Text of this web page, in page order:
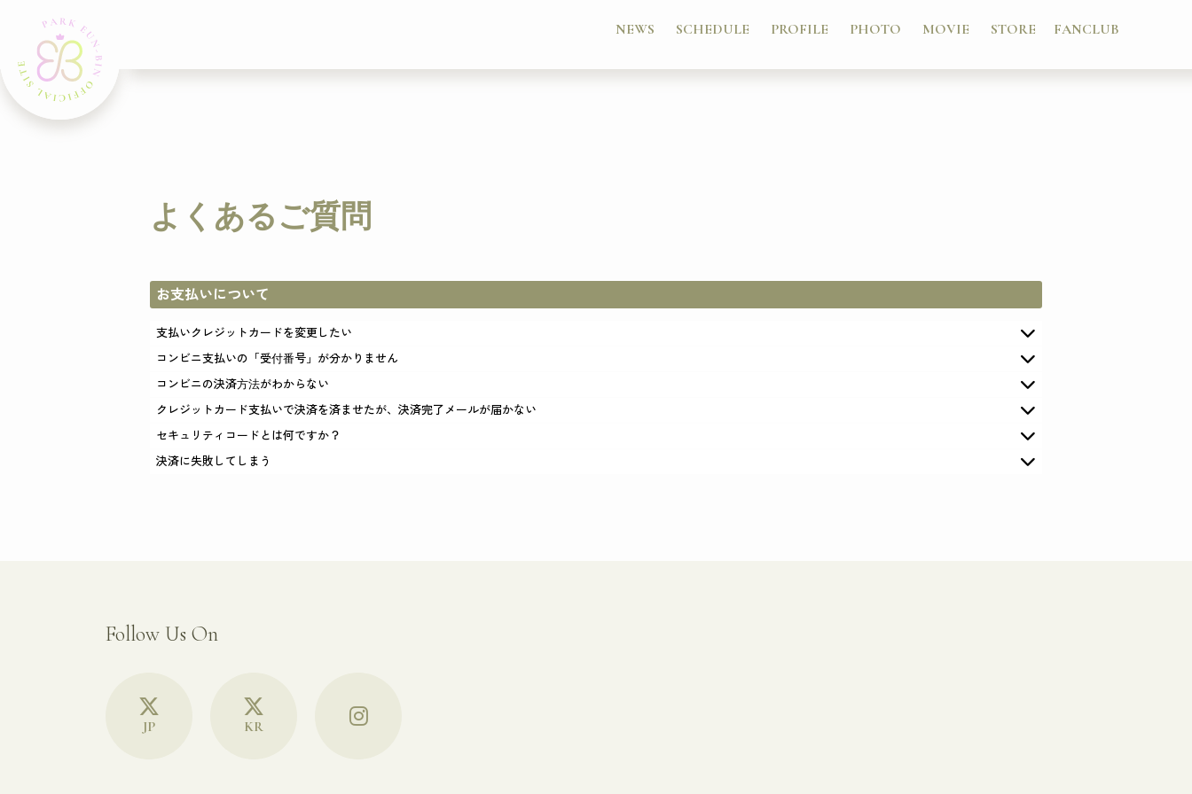
NEWS SCHEDULE PROFILE PHOTO MOVIE STORE FANCLUB
よくあるご質問
お支払いについて
支払いクレジットカードを変更したい
コンビニ支払いの「受付番号」が分かりません
コンビニの決済方法がわからない
クレジットカード支払いで決済を済ませたが、決済完了メールが届かない
セキュリティコードとは何ですか？
決済に失敗してしまう
Follow Us On
JP KR